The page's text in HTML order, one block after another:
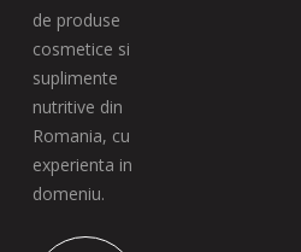
de produse
cosmetice si
suplimente
nutritive din
Romania, cu
experienta in
domeniu.